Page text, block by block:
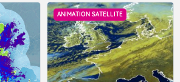
ANIMATION SATELLITE